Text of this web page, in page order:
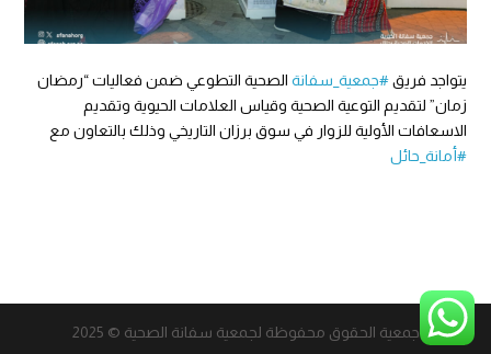
يتواجد فريق#جمعية_سفانة الصحية التطوعي ضمن فعاليات “رمضان
زمان” لتقديم التوعية الصحية وقياس العلامات الحيوية وتقديم
الاسعافات الأولية للزوار في سوق برزان التاريخي وذلك بالتعاون مع
#أمانة_حائل
جمعية الحقوق محفوظة لجمعية سفانة الصحية © 2025